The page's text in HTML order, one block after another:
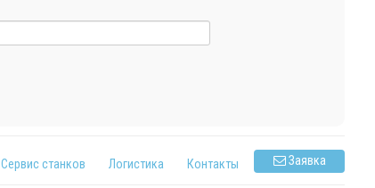
Сервис станков Логистика Контакты Заявка